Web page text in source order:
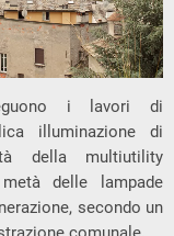
i lavori di
illuminazione di
della multiutility
delle lampade
secondo un